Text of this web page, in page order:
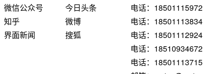
微信公众号
今日头条
知乎
微博
界面新闻
搜狐
电话：18501115972
电话：18501113834
电话：18501112924
电话：18510934672
电话：18501113715